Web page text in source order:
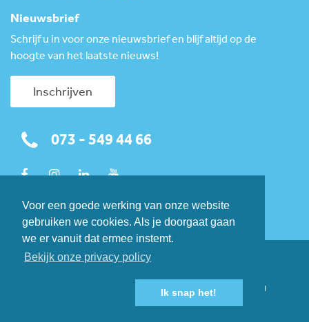
Voor een goede werking van onze website
gebruiken we cookies. Als je doorgaat gaan
we er vanuit dat ermee instemt.
Bekijk onze privacy policy
Ik snap het!
Nieuwsbrief
Schrijf u in voor onze nieuwsbrief en blijf altijd op de
hoogte van het laatste nieuws!
Inschrijven
073 - 549 44 66
© 2026 Toekomst Schoonmaakbedrijven.
Algemene voorwaarden
Klokkenluidersregeling